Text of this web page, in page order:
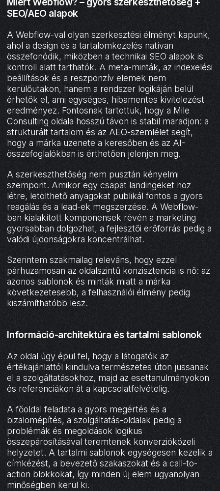
SEO/AEO alapok
A Webflow-val olyan szerkesztési élményt kapunk,
ahol a design és a tartalomkezelés natívan
összefonódik, miközben a technikai SEO alapok is
kontroll alatt tarthatók. A meta-minták, az indexelési
beállítások és a reszponzív elemek nem
kerülőutakon, hanem a rendszer logikáján belül
érhetők el, ami egységes, hibamentes kivitelezést
eredményez. Fontosnak tartottuk, hogy a Mile
Consulting oldala hosszú távon is stabil maradjon: a
strukturált tartalom és az AEO-szemlélet segít,
hogy a márka üzenete a keresőben és az AI-
összefoglalókban is érthetően jelenjen meg.
A szerkeszthetőség nem pusztán kényelmi
szempont. Amikor egy csapat landingeket hoz
létre, letölthető anyagokat publikál fontos a gyors
reagálás és a lead-ek megszerzése. A Webflow-
ban kialakított komponensek révén a marketing
gyorsabban dolgozhat, a fejlesztői erőforrás pedig a
valódi újdonságokra koncentrálhat.
Szerintem szakmailag releváns, hogy ezzel
párhuzamosan az oldalszintű konzisztencia is nő: az
azonos sablonok és minták miatt a márka
következetesebb, a felhasználói élmény pedig
kiszámíthatóbb lesz.
Információ-architektúra és tartalmi sablonok
Az oldal úgy épül fel, hogy a látogatók az
értékajánlattól kiindulva természetes úton jussanak
el a szolgáltatásokhoz, majd az esettanulmányokon
és referenciákon át a kapcsolatfelvételig.
A főoldal feladata a gyors megértés és a
bizalomépítés, a szolgáltatás-oldalak pedig a
problémák és megoldások logikus
összepárosításával teremtenek konverzióközeli
helyzetet. A tartalmi sablonok egységesen kezelik a
címkézést, a bevezető szakaszokat és a call-to-
action blokkokat, így minden új elem ugyanolyan
minőségben kerül ki.